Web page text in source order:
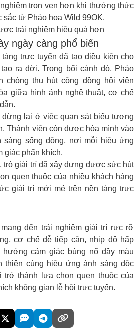
trọn vẹn hơn khi thưởng thức
sắc từ Pháo hoa Wild 99OK.
trải nghiệm hiệu quả hơn
ngày càng phổ biến
trực tuyến đã tạo điều kiện cho
ra đời. Trong bối cảnh đó, Pháo
chóng thu hút cộng đồng hội viên
giữa hình ảnh nghệ thuật, cơ chế
dừng lại ở việc quan sát biểu tượng
Thành viên còn được hòa mình vào
sáng sống động, nơi mỗi hiệu ứng
giác phấn khích.
trò giải trí đã xây dựng được sức hút
quen thuộc của nhiều khách hàng
giải trí mới mẻ trên nền tảng trực
mang đến trải nghiệm giải trí rực rỡ
cơ chế dễ tiếp cận, nhịp độ hấp
cảm giác bùng nổ đầy màu
thiện cùng hiệu ứng ánh sáng độc
trở thành lựa chọn quen thuộc của
không gian lễ hội trực tuyến.